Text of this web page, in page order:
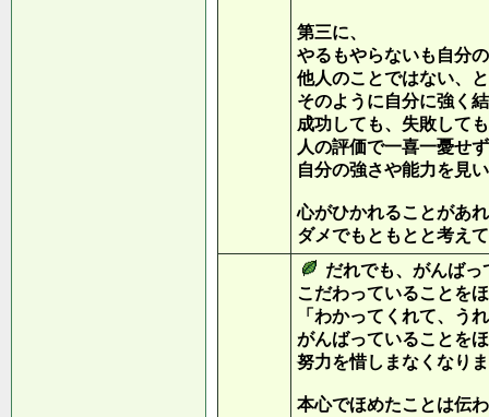
第三に、
やるもやらないも自分
他人のことではない、
そのように自分に強く
成功しても、失敗して
人の評価で一喜一憂せ
自分の強さや能力を見
心がひかれることがあ
ダメでもともとと考え
だれでも、がんばっ
こだわっていることを
「わかってくれて、う
がんばっていることを
努力を惜しまなくなり
本心でほめたことは伝